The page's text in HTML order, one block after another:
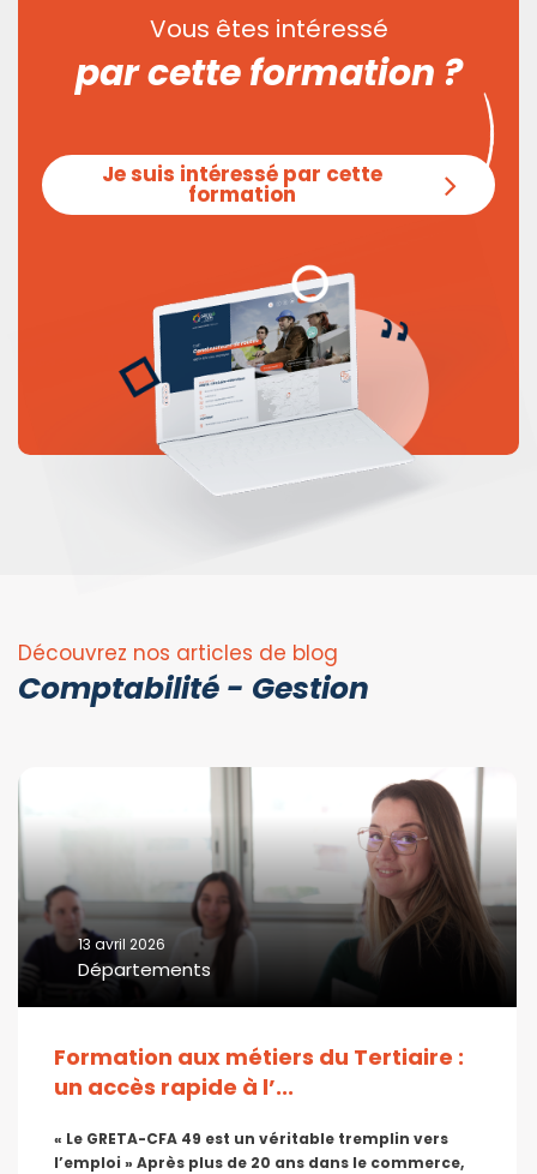
Vous êtes intéressé
par cette formation ?
Je suis intéressé par cette
formation
Découvrez nos articles de blog
Comptabilité - Gestion
13 avril 2026
Départements
Formation aux métiers du Tertiaire :
un accès rapide à l’...
« Le GRETA-CFA 49 est un véritable tremplin vers
l’emploi » Après plus de 20 ans dans le commerce,